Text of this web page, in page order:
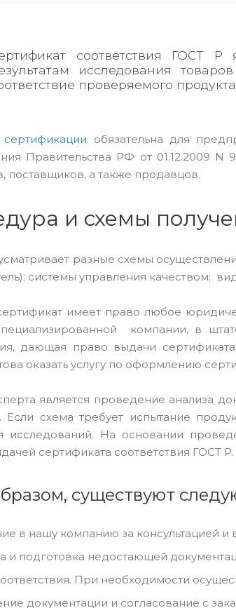
соответствия ГОСТ
исследования
проверяемого
сертификации обязательна для
Правительства РФ от 01.12.2009
поставщиков, а также продавцов.
и схемы
разные схемы
системы управления качеством;
имеет право любое
компании, в
дающая право выдачи сертификата.
оказать услугу по оформлению
является проведение анализа
Если схема требует испытание
исследований. На основании
сертификата соответствия ГОСТ Р.
существуют
в нашу компанию за консультацией и
и подготовка недостающей
При необходимости
документации и согласование с